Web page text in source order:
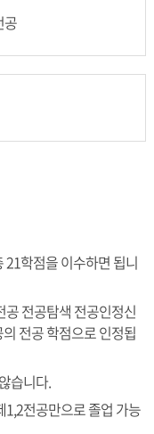
공
21학점을 이수하면 됩니
공 전공탐색 전공인정신
전공 학점으로 인정됩
습니다.
1,2전공만으로 졸업 가능